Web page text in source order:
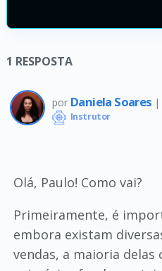
1 RESPOSTA
por Daniela Soares |
Instrutor
Olá, Paulo! Como vai?
Primeiramente, é
embora existam
vendas, a maioria